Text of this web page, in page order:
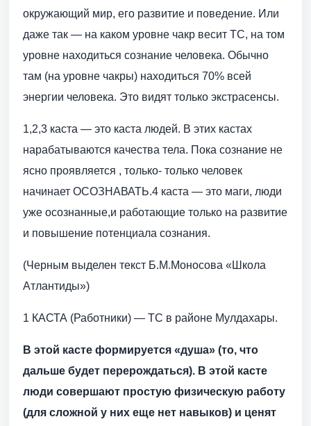
окружающий мир, его развитие и поведение. Или
даже так — на каком уровне чакр весит ТС, на том
уровне находиться сознание человека. Обычно
там (на уровне чакры) находиться 70% всей
энергии человека. Это видят только экстрасенсы.
1,2,3 каста — это каста людей. В этих кастах
нарабатываются качества тела. Пока сознание не
ясно проявляется , только- только человек
начинает ОСОЗНАВАТЬ.4 каста — это маги, люди
уже осознанные,и работающие только на развитие
и повышение потенциала сознания.
(Черным выделен текст Б.М.Моносова «Школа
Атлантиды»)
1 КАСТА (Работники) — ТС в районе Мулдахары.
В этой касте формируется «душа» (то, что
дальше будет перерождаться). В этой касте
люди совершают простую физическую работу
(для сложной у них еще нет навыков) и ценят